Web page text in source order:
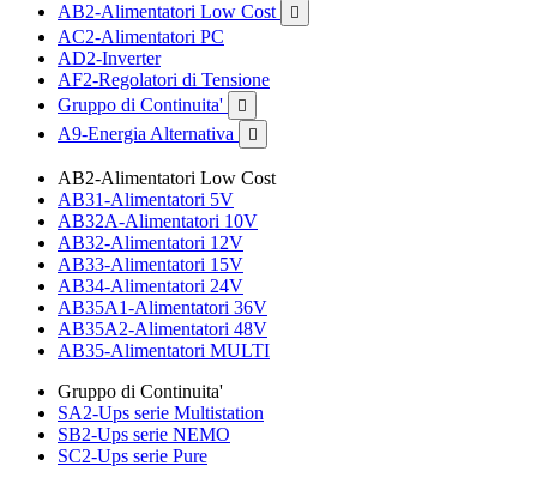
AB2-Alimentatori Low Cost

AC2-Alimentatori PC
AD2-Inverter
AF2-Regolatori di Tensione
Gruppo di Continuita'

A9-Energia Alternativa 
AB2-Alimentatori Low Cost
AB31-Alimentatori 5V
AB32A-Alimentatori 10V
AB32-Alimentatori 12V
AB33-Alimentatori 15V
AB34-Alimentatori 24V
AB35A1-Alimentatori 36V
AB35A2-Alimentatori 48V
AB35-Alimentatori MULTI
Gruppo di Continuita'
SA2-Ups serie Multistation
SB2-Ups serie NEMO
SC2-Ups serie Pure